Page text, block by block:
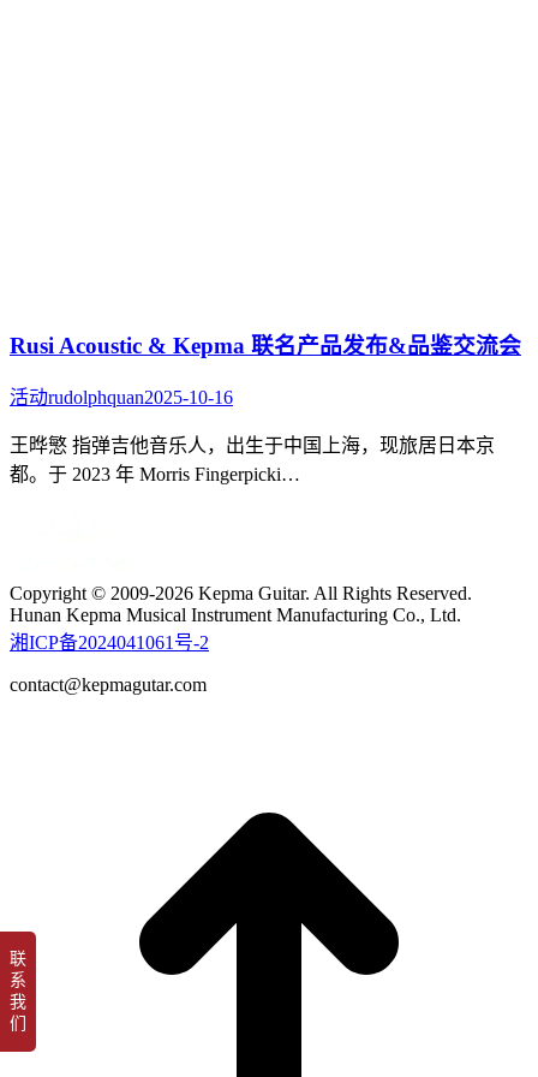
Rusi Acoustic & Kepma 联名产品发布&品鉴交流会
活动rudolphquan2025-10-16
王晔慜 指弹吉他音乐人，出生于中国上海，现旅居日本京
都。于 2023 年 Morris Fingerpicki…
Copyright © 2009-2026 Kepma Guitar. All Rights Reserved.
Hunan Kepma Musical Instrument Manufacturing Co., Ltd.
湘ICP备2024041061号-2
contact@kepmagutar.com
联
系
我
们